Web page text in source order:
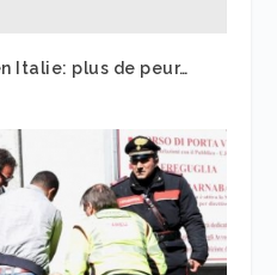
Italie: plus de peur…